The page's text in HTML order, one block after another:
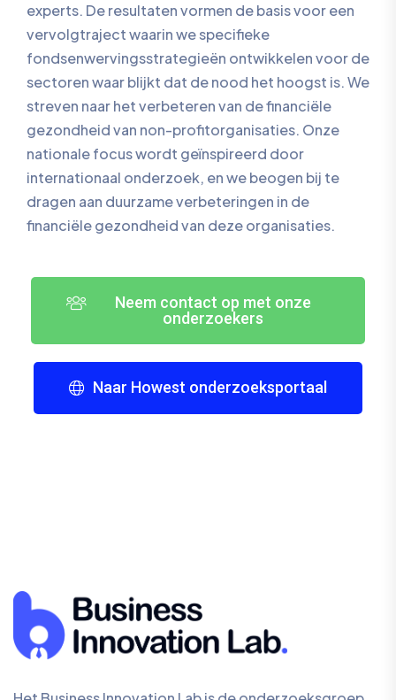
experts. De resultaten vormen de basis voor een
vervolgtraject waarin we specifieke
fondsenwervingsstrategieën ontwikkelen voor de
sectoren waar blijkt dat de nood het hoogst is. We
streven naar het verbeteren van de financiële
gezondheid van non-profitorganisaties. Onze
nationale focus wordt geïnspireerd door
internationaal onderzoek, en we beogen bij te
dragen aan duurzame verbeteringen in de
financiële gezondheid van deze organisaties.
Neem contact op met onze
onderzoekers
Naar Howest onderzoeksportaal